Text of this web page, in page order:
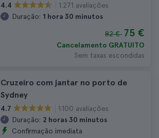
4.4
1.271 avaliações
Duração: 1 hora 30 minutos
82 € 75 €
Cancelamento GRATUITO
Sem taxas escondidas
Cruzeiro com jantar no porto de
Sydney
4.7
1.100 avaliações
Duração: 2 horas 30 minutos
Confirmação imediata